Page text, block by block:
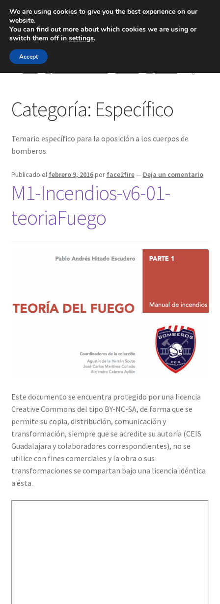
Inicio
Ingeniería
Contacto
Categoría: Específico
Temario específico para la oposición a los cuerpos de
bomberos.
Publicado el febrero 9, 2016por face2fire— Deja un comentario
M1-Incendios-v6-01-
teoriaFuego
Este documento se encuentra protegido por una licencia
Creative Commons del tipo BY-NC-SA, de forma que se
permite su copia, distribución, comunicación y
transformación, siempre que se acredite su autoría (CEIS
Guadalajara y colaboradores correspondientes), no se
utilice con fines comerciales y la obra o sus
transformaciones se compartan bajo una licencia idéntica
a ésta.
We are using cookies to give you the best experience on our
website.
You can find out more about which cookies we are using or
switch them off in settings.
Accept